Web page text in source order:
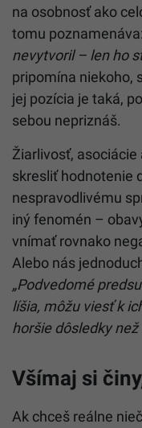
na osobnosť ako
tomu poznamenáva:
nevytvoril – len ho
pripomína niekoho,
jej pozícia je taká,
sebou nepriznáš.
Žiarlivosť,
skresliť hodnotenie
nespravodlivému
iný fenomén –
vnímať rovnako
Alebo nás
„Podvedomé
líšia, môžu viesť k
horšie dôsledky než
Všímaj si
Ak chceš reálne